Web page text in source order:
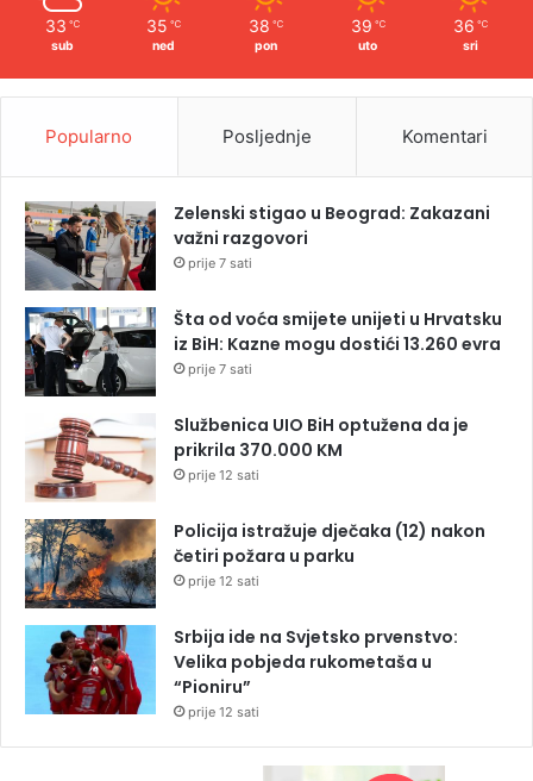
33 ℃
sub
35 ℃
ned
38 ℃
pon
39 ℃
uto
36 ℃
sri
Popularno Posljednje Komentari
Zelenski stigao u Beograd: Zakazani
važni razgovori
prije 7 sati
Šta od voća smijete unijeti u Hrvatsku
iz BiH: Kazne mogu dostići 13.260 evra
prije 7 sati
Službenica UIO BiH optužena da je
prikrila 370.000 KM
prije 12 sati
Policija istražuje dječaka (12) nakon
četiri požara u parku
prije 12 sati
Srbija ide na Svjetsko prvenstvo:
Velika pobjeda rukometaša u
“Pioniru”
prije 12 sati